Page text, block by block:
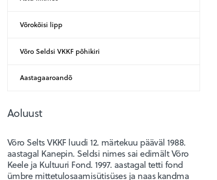
Võrokõisi lipp
Võro Seldsi VKKF põhikiri
Aastagaaroandõ
Aoluust
Võro Selts VKKF luudi 12. märtekuu pääväl 1988.
aastagal Kanepin. Seldsi nimes sai edimält Võro
Keele ja Kultuuri Fond. 1997. aastagal tetti fond
ümbre mittetulosaamisütisüses ja naas kandma